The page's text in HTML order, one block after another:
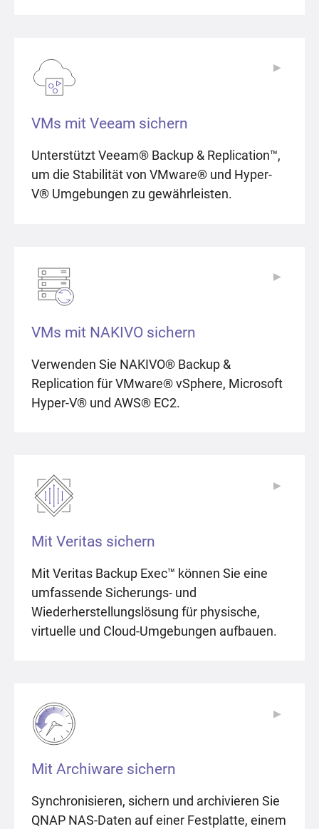
VMs mit Veeam sichern
Unterstützt Veeam® Backup & Replication™,
um die Stabilität von VMware® und Hyper-
V® Umgebungen zu gewährleisten.
▶
VMs mit NAKIVO sichern
Verwenden Sie NAKIVO® Backup &
Replication für VMware® vSphere, Microsoft
Hyper-V® und AWS® EC2.
▶
Mit Veritas sichern
Mit Veritas Backup Exec™ können Sie eine
umfassende Sicherungs- und
Wiederherstellungslösung für physische,
virtuelle und Cloud-Umgebungen aufbauen.
▶
Mit Archiware sichern
Synchronisieren, sichern und archivieren Sie
QNAP NAS-Daten auf einer Festplatte, einem
▶